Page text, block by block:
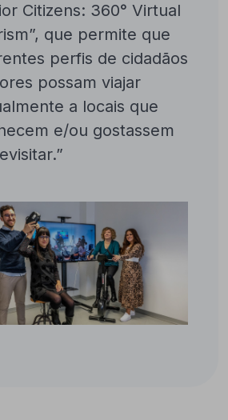
Citizens: 360° Virtual
que permite que
perfis de cidadãos
possam viajar
a locais que
e/ou gostassem